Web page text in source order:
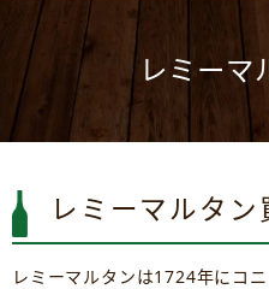
レミーマ
レミーマルタン
レミーマルタンは1724年にコ